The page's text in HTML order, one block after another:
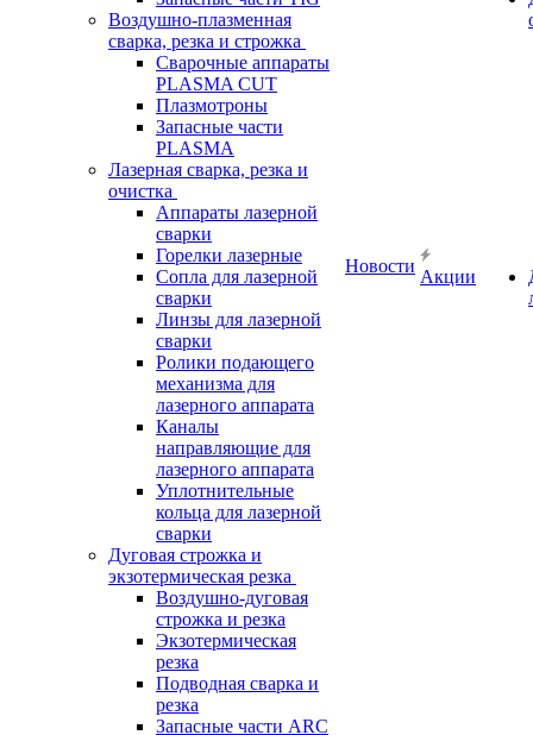
Воздушно-плазменная
сварка, резка и строжка
Сварочные аппараты
PLASMA CUT
Плазмотроны
Запасные части
PLASMA
Лазерная сварка, резка и
очистка
Аппараты лазерной
сварки
Горелки лазерные
Сопла для лазерной
сварки
Линзы для лазерной
сварки
Ролики подающего
механизма для
лазерного аппарата
Каналы
направляющие для
лазерного аппарата
Уплотнительные
кольца для лазерной
сварки
Дуговая строжка и
экзотермическая резка
Воздушно-дуговая
строжка и резка
Экзотермическая
резка
Подводная сварка и
резка
Запасные части ARC
Новости
Акции